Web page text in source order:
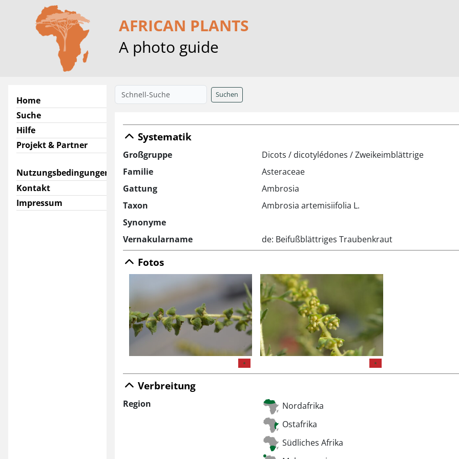
AFRICAN PLANTS
A photo guide
Home
Suche
Hilfe
Projekt & Partner
Nutzungsbedingungen
Kontakt
Impressum
Suchen
Systematik
Großgruppe
Dicots / dicotylédones / Zweikeimblättrige
Familie
Asteraceae
Gattung
Ambrosia
Taxon
Ambrosia artemisiifolia L.
Synonyme
Vernakularname
de: Beifußblättriges Traubenkraut
Fotos
Verbreitung
Region
Nordafrika
Ostafrika
Südliches Afrika